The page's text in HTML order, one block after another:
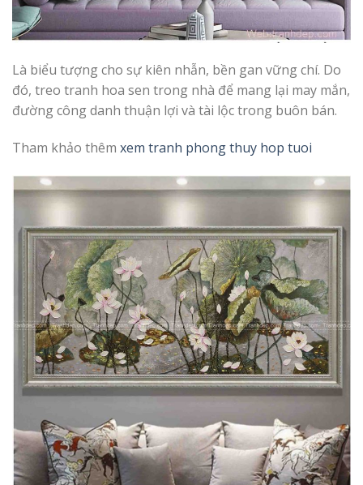
Là biểu tượng cho sự kiên nhẫn, bền gan vững chí. Do
đó, treo tranh hoa sen trong nhà để mang lại may mắn,
đường công danh thuận lợi và tài lộc trong buôn bán.
Tham khảo thêm xem tranh phong thuy hop tuoi